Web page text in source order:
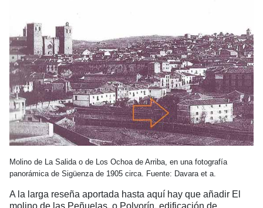
Molino de La Salida o de Los Ochoa de Arriba, en una fotografía
panorámica de Sigüenza de 1905 circa. Fuente: Davara et a.
A la larga reseña aportada hasta aquí hay que añadir El
molino de las Peñuelas, o Polvorín, edificación de